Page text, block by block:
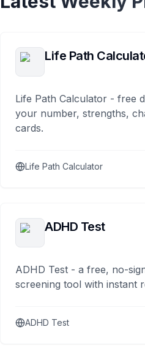
Life Path
Life Path Calculator - free
your number, strengths,
cards.
Life Path Calculator
ADHD Test
ADHD Test - a free, no-
screening tool with instant
ADHD Test